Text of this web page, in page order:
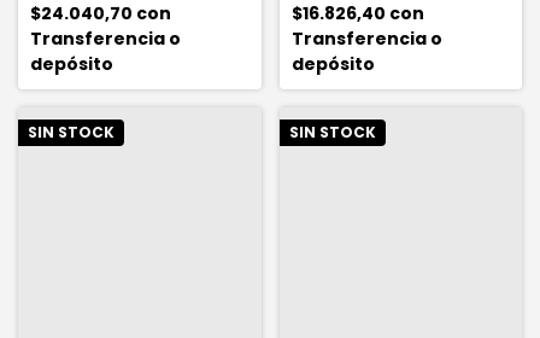
$24.040,70 con
Transferencia o
depósito
$16.826,40 con
Transferencia o
depósito
SIN STOCK SIN STOCK